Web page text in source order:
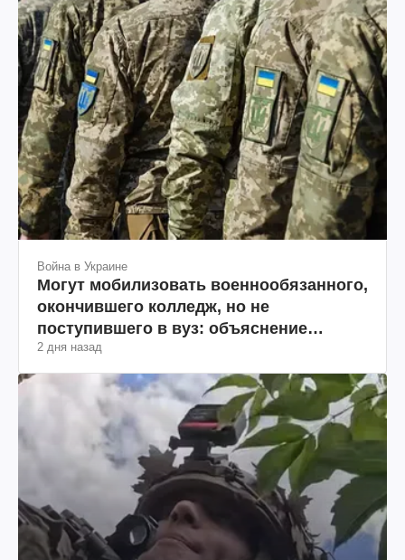
Война в Украине
Могут мобилизовать военнообязанного,
окончившего колледж, но не
поступившего в вуз: объяснение
юриста
2 дня назад